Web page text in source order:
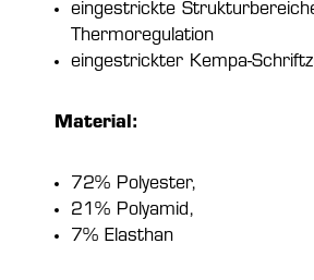
eingestrickte
Thermoregulation
eingestrickter Kempa-
Material:
72% Polyester,
21% Polyamid,
7% Elasthan